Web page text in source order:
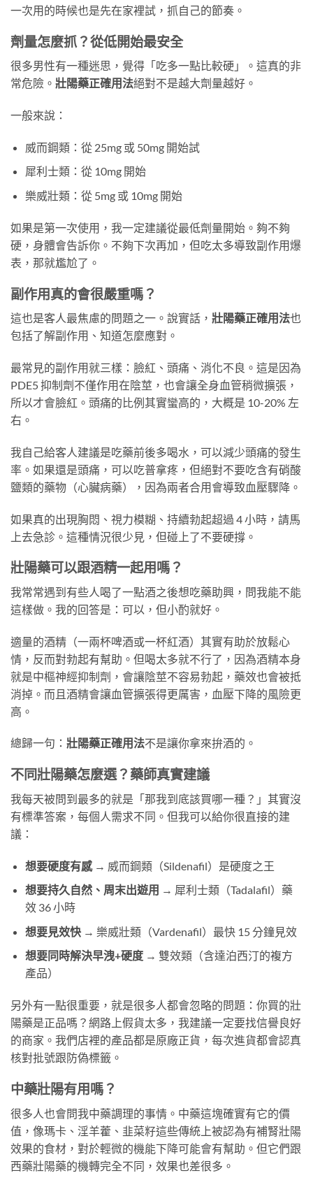
一次用的時候也是先在家裡試，抓自己的節奏。
劑量怎麼抓？從低開始最安全
很多男性有一種迷思，覺得「吃多一點比較硬」。這真的非
常危險。 壯陽藥正確用法絕對不是越大劑量越好。
一般來說：
威而鋼類：從 25mg 或 50mg 開始試
犀利士類：從 10mg 開始
樂威壯類：從 5mg 或 10mg 開始
如果是第一次使用，我一定建議從最低劑量開始。夠不夠
硬，身體會告訴你。不夠下次再加，但吃太多導致副作用爆
表，那就尷尬了。
副作用真的會很嚴重嗎？
這也是客人最焦慮的問題之一。說實話， 壯陽藥正確用法也
包括了解副作用、知道怎麼應對。
最常見的副作用就三樣：臉紅、頭痛、消化不良。這是因為
PDE5 抑制劑不僅作用在陰莖，也會讓全身血管稍微擴張，
所以才會臉紅。頭痛的比例其實蠻高的，大概是 10-20% 左
右。
我自己給客人建議是吃藥前後多喝水，可以減少頭痛的發生
率。如果還是頭痛，可以吃普拿疼，但絕對不要吃含有硝酸
鹽類的藥物（心臟病藥），因為兩者合用會導致血壓驟降。
如果真的出現胸悶、視力模糊、持續勃起超過 4 小時，請馬
上去急診。這種情況很少見，但碰上了不要硬撐。
壯陽藥可以跟酒精一起用嗎？
我常常遇到有些人喝了一點酒之後想吃藥助興，問我能不能
這樣做。我的回答是：可以，但小酌就好。
適量的酒精（一兩杯啤酒或一杯紅酒）其實有助於放鬆心
情，反而對勃起有幫助。但喝太多就不行了，因為酒精本身
就是中樞神經抑制劑，會讓陰莖不容易勃起，藥效也會被抵
消掉。而且酒精會讓血管擴張得更厲害，血壓下降的風險更
高。
總歸一句： 壯陽藥正確用法不是讓你拿來拚酒的。
不同壯陽藥怎麼選？藥師真實建議
我每天被問到最多的就是「那我到底該買哪一種？」其實沒
有標準答案，每個人需求不同。但我可以給你很直接的建
議：
想要硬度有感→ 威而鋼類（Sildenafil）是硬度之王
想要持久自然、周末出遊用 → 犀利士類（Tadalafil）藥
效 36 小時
想要見效快→ 樂威壯類（Vardenafil）最快 15 分鐘見效
想要同時解決早洩+硬度→ 雙效類（含達泊西汀的複方
產品）
另外有一點很重要，就是很多人都會忽略的問題：你買的壯
陽藥是正品嗎？網路上假貨太多，我建議一定要找信譽良好
的商家。我們店裡的產品都是原廠正貨，每次進貨都會認真
核對批號跟防偽標籤。
中藥壯陽有用嗎？
很多人也會問我中藥調理的事情。中藥這塊確實有它的價
值，像瑪卡、淫羊藿、韭菜籽這些傳統上被認為有補腎壯陽
效果的食材，對於輕微的機能下降可能會有幫助。但它們跟
西藥壯陽藥的機轉完全不同，效果也差很多。